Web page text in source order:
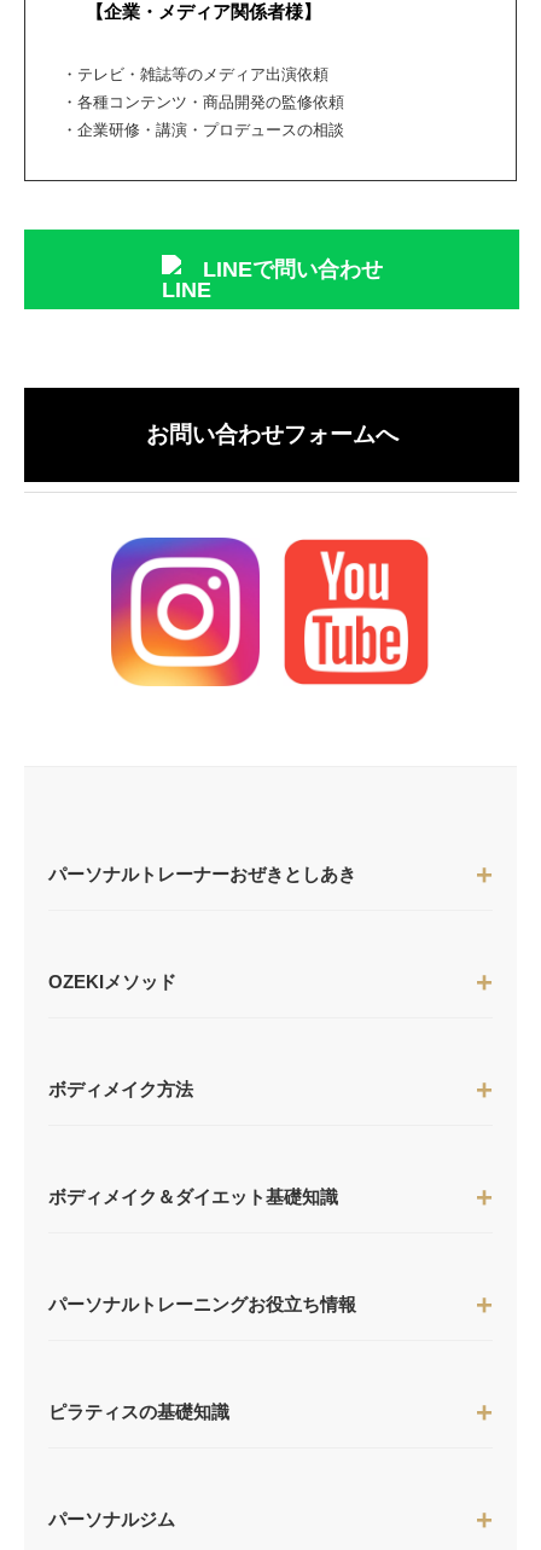
【企業・メディア関係者様】
・テレビ・雑誌等のメディア出演依頼
・各種コンテンツ・商品開発の監修依頼
・企業研修・講演・プロデュースの相談
LINEで問い合わせ
お問い合わせフォームへ
パーソナルトレーナーおぜきとしあき
OZEKIメソッド
ボディメイク方法
ボディメイク＆ダイエット基礎知識
パーソナルトレーニングお役立ち情報
ピラティスの基礎知識
パーソナルジム